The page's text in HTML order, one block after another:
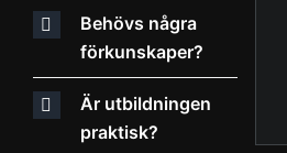
Behövs några
förkunskaper?
Är utbildningen
praktisk?